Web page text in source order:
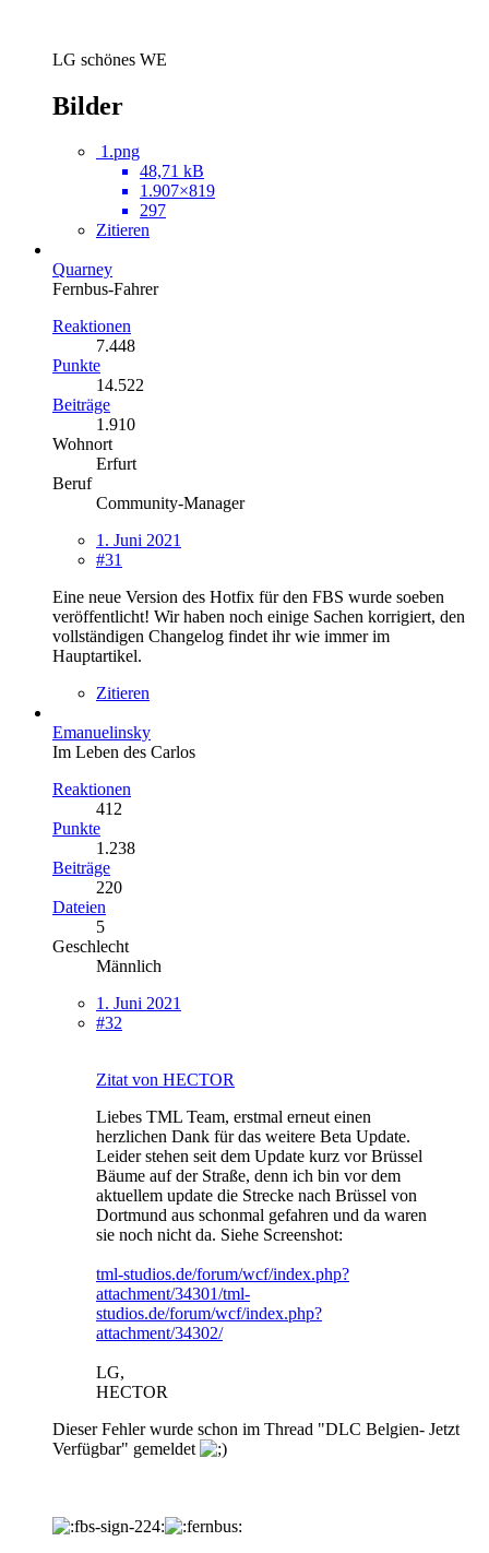
LG schönes WE
Bilder
1.png
48,71 kB
1.907×819
297
Zitieren
Quarney
Fernbus-Fahrer
Reaktionen
7.448
Punkte
14.522
Beiträge
1.910
Wohnort
Erfurt
Beruf
Community-Manager
1. Juni 2021
#31
Eine neue Version des Hotfix für den FBS wurde soeben
veröffentlicht! Wir haben noch einige Sachen korrigiert, den
vollständigen Changelog findet ihr wie immer im
Hauptartikel.
Zitieren
Emanuelinsky
Im Leben des Carlos
Reaktionen
412
Punkte
1.238
Beiträge
220
Dateien
5
Geschlecht
Männlich
1. Juni 2021
#32
Zitat von HECTOR
Liebes TML Team, erstmal erneut einen
herzlichen Dank für das weitere Beta Update.
Leider stehen seit dem Update kurz vor Brüssel
Bäume auf der Straße, denn ich bin vor dem
aktuellem update die Strecke nach Brüssel von
Dortmund aus schonmal gefahren und da waren
sie noch nicht da. Siehe Screenshot:
tml-studios.de/forum/wcf/index.php?
attachment/34301/tml-
studios.de/forum/wcf/index.php?
attachment/34302/
LG,
HECTOR
Dieser Fehler wurde schon im Thread "DLC Belgien- Jetzt
Verfügbar" gemeldet